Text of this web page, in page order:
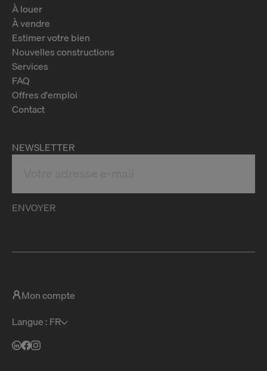
À louer
À vendre
Estimer votre bien
Nouvelles constructions
Services
FAQ
Offres d'emploi
Contact
NEWSLETTER
ENVOYER
Mon compte
Langue : FR